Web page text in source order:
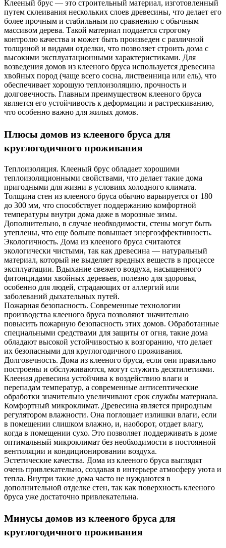
Клееный брус — это строительный материал, изготовленный
путем склеивания нескольких слоев древесины, что делает его
более прочным и стабильным по сравнению с обычным
массивом дерева. Такой материал поддается строгому
контролю качества и может быть произведен с различной
толщиной и видами отделки, что позволяет строить дома с
высокими эксплуатационными характеристиками. Для
возведения домов из клееного бруса используется древесина
хвойных пород (чаще всего сосна, лиственница или ель), что
обеспечивает хорошую теплоизоляцию, прочность и
долговечность. Главным преимуществом клееного бруса
является его устойчивость к деформации и растрескиванию,
что особенно важно для жилых домов.
Плюсы домов из клееного бруса для
круглогодичного проживания
Теплоизоляция. Клееный брус обладает хорошими
теплоизоляционными свойствами, что делает такие дома
пригодными для жизни в условиях холодного климата.
Толщина стен из клееного бруса обычно варьируется от 180
до 300 мм, что способствует поддержанию комфортной
температуры внутри дома даже в морозные зимы.
Дополнительно, в случае необходимости, стены могут быть
утеплены, что еще больше повышает энергоэффективность.
Экологичность. Дома из клееного бруса считаются
экологически чистыми, так как древесина — натуральный
материал, который не выделяет вредных веществ в процессе
эксплуатации. Вдыхание свежего воздуха, насыщенного
фитонцидами хвойных деревьев, полезно для здоровья,
особенно для людей, страдающих от аллергий или
заболеваний дыхательных путей.
Пожарная безопасность. Современные технологии
производства клееного бруса позволяют значительно
повысить пожарную безопасность этих домов. Обработанные
специальными средствами для защиты от огня, такие дома
обладают высокой устойчивостью к возгоранию, что делает
их безопасными для круглогодичного проживания.
Долговечность. Дома из клееного бруса, если они правильно
построены и обслуживаются, могут служить десятилетиями.
Клееная древесина устойчива к воздействию влаги и
перепадам температур, а современные антисептические
обработки значительно увеличивают срок службы материала.
Комфортный микроклимат. Древесина является природным
регулятором влажности. Она поглощает излишки влаги, если
в помещении слишком влажно, и, наоборот, отдает влагу,
когда в помещении сухо. Это позволяет поддерживать в доме
оптимальный микроклимат без необходимости в постоянной
вентиляции и кондиционировании воздуха.
Эстетические качества. Дома из клееного бруса выглядят
очень привлекательно, создавая в интерьере атмосферу уюта и
тепла. Внутри такие дома часто не нуждаются в
дополнительной отделке стен, так как поверхность клееного
бруса уже достаточно привлекательна.
Минусы домов из клееного бруса для
круглогодичного проживания